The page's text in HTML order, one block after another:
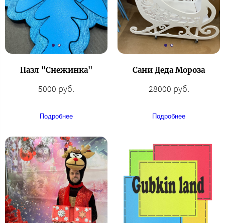
Пазл "Снежинка"
5000 руб.
Подробнее
Сани Деда Мороза
28000 руб.
Подробнее